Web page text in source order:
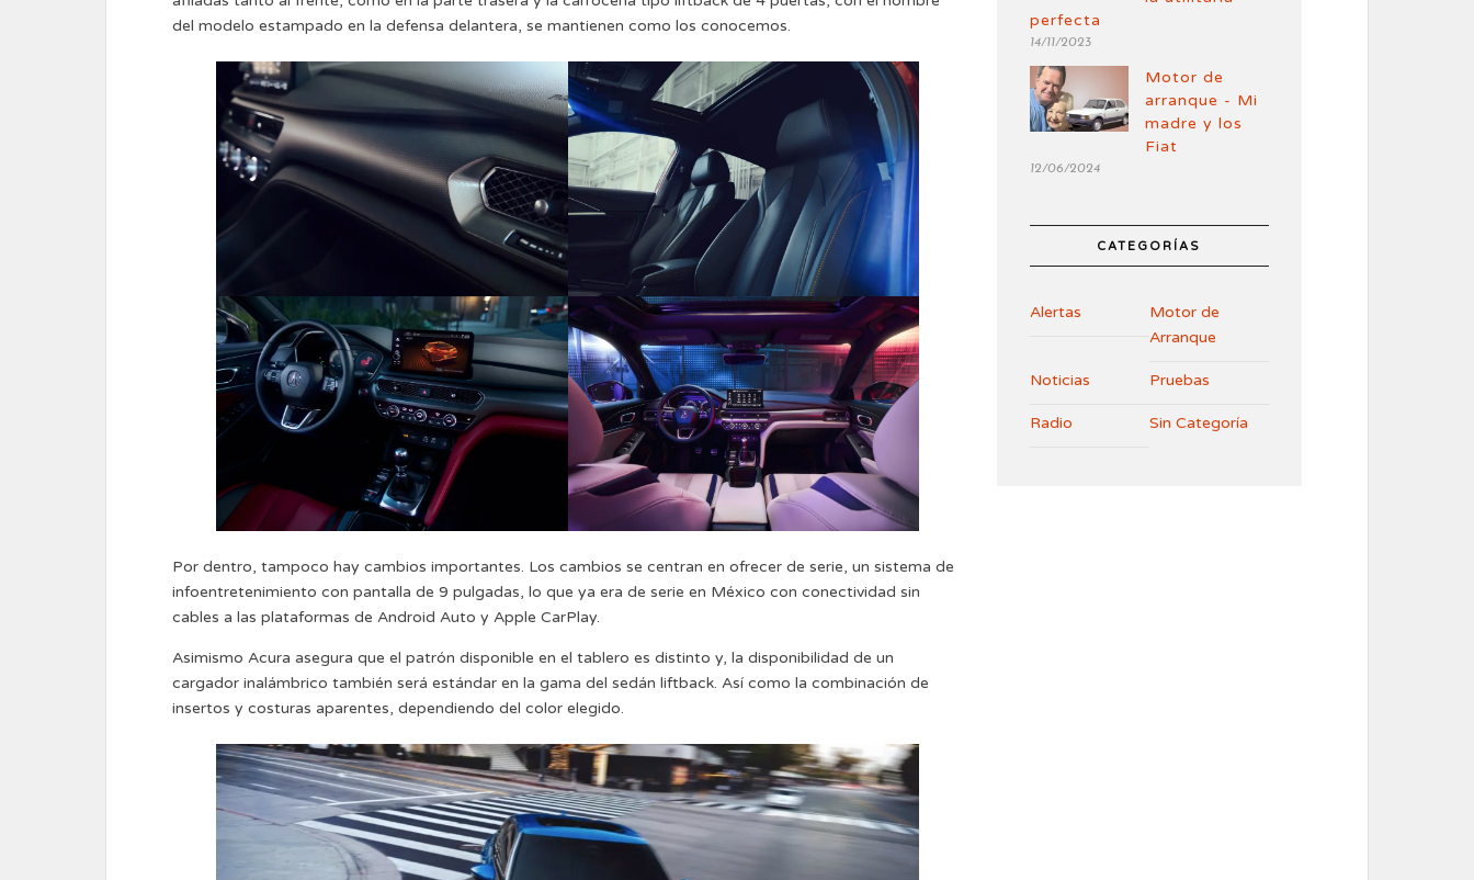
del modelo estampado en la defensa delantera, se mantienen como los conocemos.
Por dentro, tampoco hay cambios importantes. Los cambios se centran en ofrecer de serie, un sistema de
infoentretenimiento con pantalla de 9 pulgadas, lo que ya era de serie en México con conectividad sin
cables a las plataformas de Android Auto y Apple CarPlay.
Asimismo Acura asegura que el patrón disponible en el tablero es distinto y, la disponibilidad de un
cargador inalámbrico también será estándar en la gama del sedán liftback. Así como la combinación de
insertos y costuras aparentes, dependiendo del color elegido.
perfecta
14/11/2023
Motor de
arranque - Mi
madre y los
Fiat
12/06/2024
CATEGORÍAS
Alertas
Motor de
Arranque
Noticias Pruebas
Radio Sin Categoría